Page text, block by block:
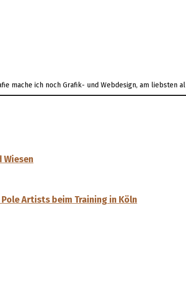
mache ich noch Grafik- und Webdesign, am liebsten
Wiesen
Artists beim Training in Köln